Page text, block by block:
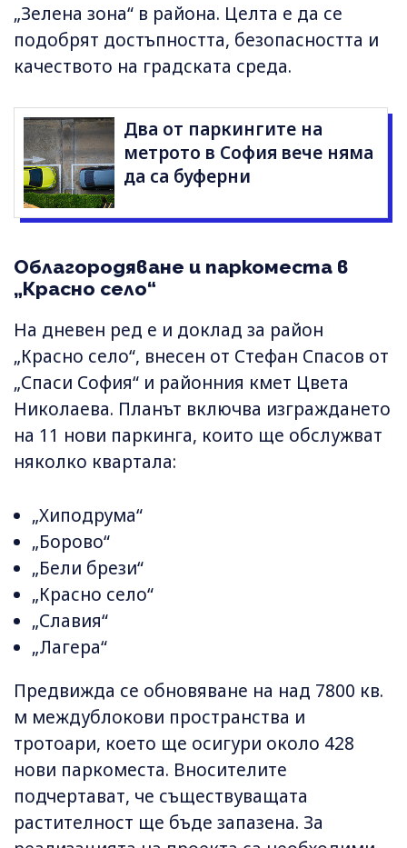
„Зелена зона“ в района. Целта е да се
подобрят достъпността, безопасността и
качеството на градската среда.
Два от паркингите на
метрото в София вече няма
да са буферни
Облагородяване и паркоместа в
„Красно село“
На дневен ред е и доклад за район
„Красно село“, внесен от Стефан Спасов от
„Спаси София“ и районния кмет Цвета
Николаева. Планът включва изграждането
на 11 нови паркинга, които ще обслужват
няколко квартала:
„Хиподрума“
„Борово“
„Бели брези“
„Красно село“
„Славия“
„Лагера“
Предвижда се обновяване на над 7800 кв.
м междублокови пространства и
тротоари, което ще осигури около 428
нови паркоместа. Вносителите
подчертават, че съществуващата
растителност ще бъде запазена. За